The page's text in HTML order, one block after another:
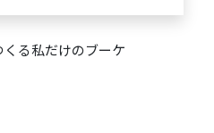
る私だけのブーケ